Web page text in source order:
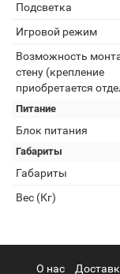
Подсветка
Игровой режим
Возможность
стену (крепление
приобретается
Питание
Блок питания
Габариты
Габариты
Вес (Кг)
О нас